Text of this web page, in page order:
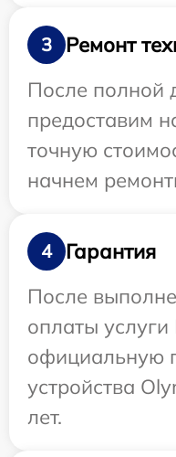
3
Ремонт
После полной
предоставим
точную
начнем
4
Гарантия
После
оплаты
официальную
устройства
лет.